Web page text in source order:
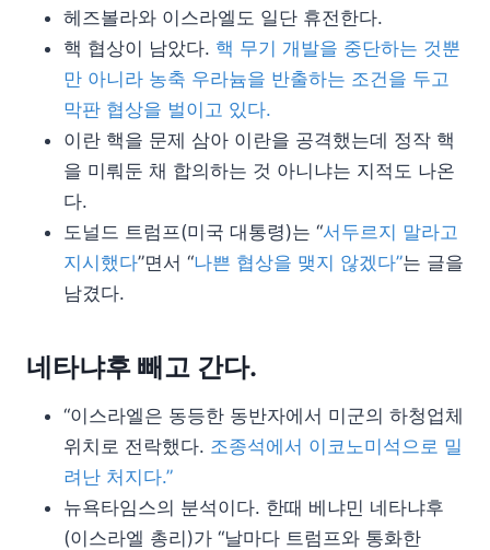
헤즈볼라와 이스라엘도 일단 휴전한다.
핵 협상이 남았다. 핵 무기 개발을 중단하는 것뿐
만 아니라 농축 우라늄을 반출하는 조건을 두고
막판 협상을 벌이고 있다.
이란 핵을 문제 삼아 이란을 공격했는데 정작 핵
을 미뤄둔 채 합의하는 것 아니냐는 지적도 나온
다.
도널드 트럼프(미국 대통령)는 “서두르지 말라고
지시했다”면서 “나쁜 협상을 맺지 않겠다”는 글을
남겼다.
네타냐후 빼고 간다.
“이스라엘은 동등한 동반자에서 미군의 하청업체
위치로 전락했다. 조종석에서 이코노미석으로 밀
려난 처지다.”
뉴욕타임스의 분석이다. 한때 베냐민 네타냐후
(이스라엘 총리)가 “날마다 트럼프와 통화한